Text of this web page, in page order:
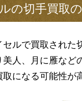
の切手買取
セルで買取された
美人、月に雁など
になる可能性が